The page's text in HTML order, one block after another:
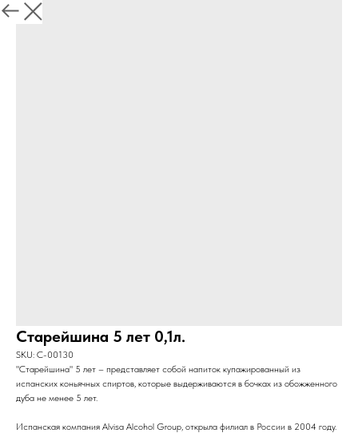
Старейшина 5 лет 0,1л.
SKU: C-00130
"Старейшина" 5 лет – представляет собой напиток купажированный из
испанских коньячных спиртов, которые выдерживаются в бочках из обожженного
дуба не менее 5 лет.
Испанская компания Alvisa Alcohol Group, открыла филиал в России в 2004 году.